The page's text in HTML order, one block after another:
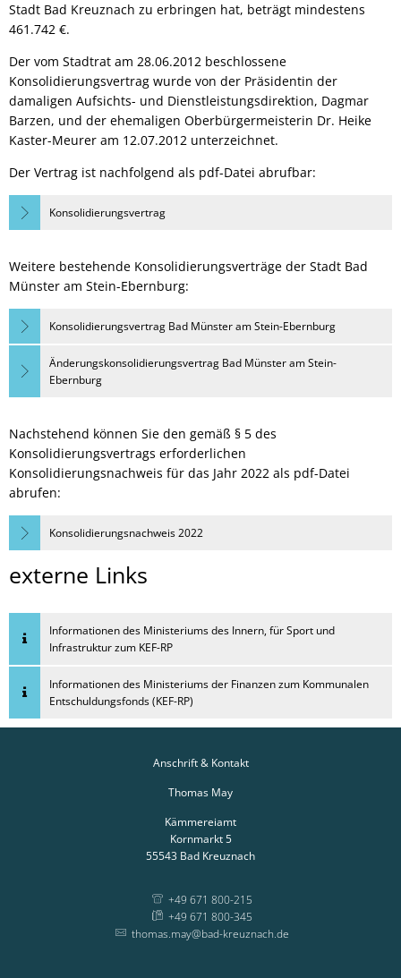
Stadt Bad Kreuznach zu erbringen hat, beträgt mindestens
461.742 €.
Der vom Stadtrat am 28.06.2012 beschlossene
Konsolidierungsvertrag wurde von der Präsidentin der
damaligen Aufsichts- und Dienstleistungsdirektion, Dagmar
Barzen, und der ehemaligen Oberbürgermeisterin Dr. Heike
Kaster-Meurer am 12.07.2012 unterzeichnet.
Der Vertrag ist nachfolgend als pdf-Datei abrufbar:
Konsolidierungsvertrag
Weitere bestehende Konsolidierungsverträge der Stadt Bad
Münster am Stein-Ebernburg:
Konsolidierungsvertrag Bad Münster am Stein-Ebernburg
Änderungskonsolidierungsvertrag Bad Münster am Stein-
Ebernburg
Nachstehend können Sie den gemäß § 5 des
Konsolidierungsvertrags erforderlichen
Konsolidierungsnachweis für das Jahr 2022 als pdf-Datei
abrufen:
Konsolidierungsnachweis 2022
externe Links
Informationen des Ministeriums des Innern, für Sport und
Infrastruktur zum KEF-RP
Informationen des Ministeriums der Finanzen zum Kommunalen
Entschuldungsfonds (KEF-RP)
Anschrift & Kontakt
Thomas May
Kämmereiamt
Kornmarkt 5
55543 Bad Kreuznach
+49 671 800-215
+49 671 800-345
thomas.may@bad-kreuznach.de